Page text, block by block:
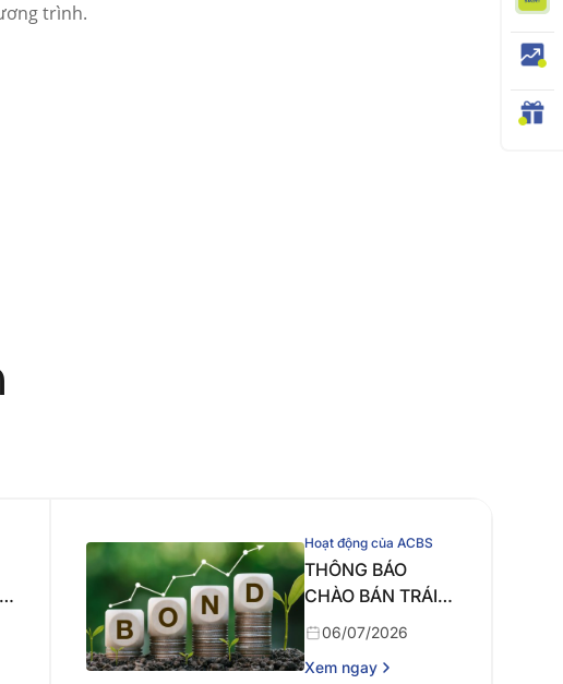
trình.
Hoạt động của ACBS
THÔNG BÁO
CHÀO BÁN TRÁI
PHIẾU RA CÔNG
NĂM 2026
06/07/2026
Xem ngay